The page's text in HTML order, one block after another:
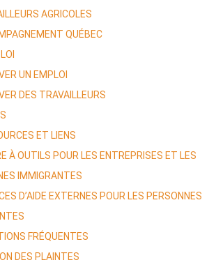
AGRICOLES
QUÉBEC
UN EMPLOI
DES TRAVAILLEURS
ET LIENS
À OUTILS POUR LES ENTREPRISES ET LES
IMMIGRANTES
D’AIDE EXTERNES POUR LES PERSONNES
FRÉQUENTES
DES PLAINTES